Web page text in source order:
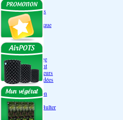
Box double étages
Engrais par familles
Engrais terre
Engrais hydroponique
Engrais-Coco
Boosters
Engrais Pack
Enzymes
Solutions de rinçage
Promotion Discount
Accessoires et doseurs
Engrais pour orchidées
Correcteurs PH
Extraction/Intraction
Ventilation
Ioniseur d'air -AirBulter
Filtre anti-odeur